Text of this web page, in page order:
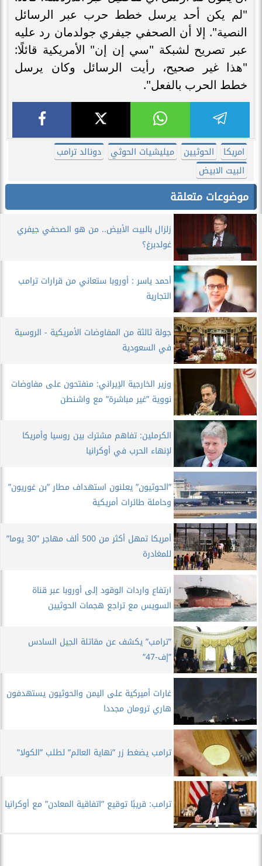
"لم يكن أحد يرسل خطط حرب عبر الرسائل
النصية". إلا أن الصحفي جيفري جولدمان رد عليه
عبر تصريح لشبكة "سي إن إن" الأمريكية قائلًا:
"هذا غير صحيح، رأيت الرسائل وكان يرسل
خطط الحرب بالفعل".
امريكا الحوثيين ميليشيات الحوثي
دونالد ترامب
البيت الابيض
موضوعات متعلقة
زلزال بالبيت الأبيض.. من هو الصحفي جيفري
غولدبرغ؟
أحمد ياسر : أوروبا ستعاني من قرارات ترامب
التجارية
جولة ثالثة من المفاوضات الأمريكية - الروسية
في السعودية
وزير الخارجية الإيراني: منفتحون على مفاوضات
نووية ”غير مباشرة” مع واشنطن
الكرملين: تفاهم مشترك بين روسيا وأمريكا
لإنهاء الحرب في أوكرانيا
”الحوثيون” يعلنون استهداف مطار ”بن غوريون”
وحاملة طائرات أمريكية
أمريكا تمهل أكثر من 500 ألف مهاجر ”30 يوما”
للمغادرة
ارتفاع واردات الوقود إلى أوروبا عبر قناة
السويس مع تراجع هجمات الحوثيين
”ترامب” يكشف عن مقاتلة الجيل السادس
”إف-47”
غارات أميركية على اليمن والحوثيون يستهدفون
هاري ترومان مجددا
ترامب يضغط زر ”نهاية العالم” لطلب ”الكولا”
ترامب: قريبًا توقيع ”اتفاقية المعادن” مع أوكرانيا